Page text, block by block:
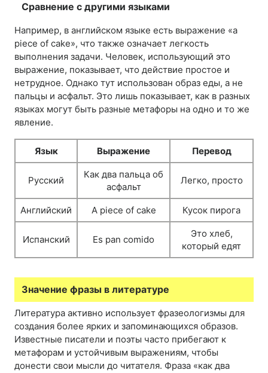
Сравнение с другими языками
Например, в английском языке есть выражение «a
piece of cake», что также означает легкость
выполнения задачи. Человек, использующий это
выражение, показывает, что действие простое и
нетрудное. Однако тут использован образ еды, а не
пальцы и асфальт. Это лишь показывает, как в разных
языках могут быть разные метафоры на одно и то же
явление.
Язык Выражение Перевод
Русский
Как два пальца об
асфальт
Легко, просто
Английский A piece of cake Кусок пирога
Испанский Es pan comido
Это хлеб,
который едят
Значение фразы в литературе
Литература активно использует фразеологизмы для
создания более ярких и запоминающихся образов.
Известные писатели и поэты часто прибегают к
метафорам и устойчивым выражениям, чтобы
донести свои мысли до читателя. Фраза «как два